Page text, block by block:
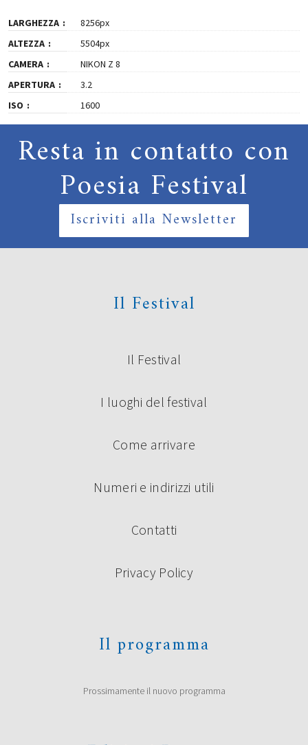
LARGHEZZA
8256px
ALTEZZA
5504px
CAMERA
NIKON Z 8
APERTURA
3.2
ISO
1600
Resta in contatto con
Poesia Festival
Iscriviti alla Newsletter
Il Festival
Il Festival
I luoghi del festival
Come arrivare
Numeri e indirizzi utili
Contatti
Privacy Policy
Il programma
Prossimamente il nuovo programma